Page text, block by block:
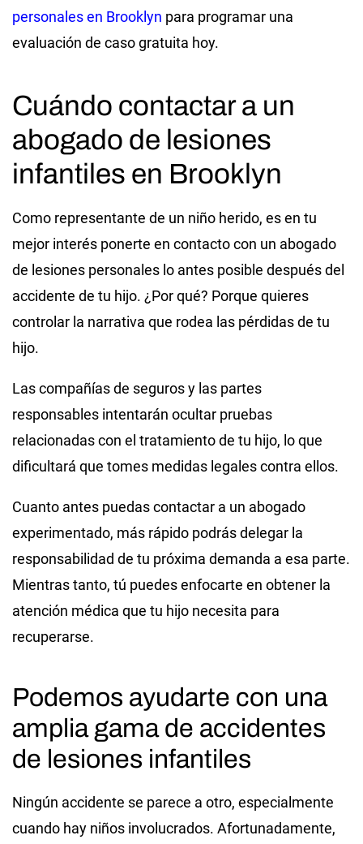
personales en Brooklyn para programar una
evaluación de caso gratuita hoy.
Cuándo contactar a un
abogado de lesiones
infantiles en Brooklyn
Como representante de un niño herido, es en tu
mejor interés ponerte en contacto con un abogado
de lesiones personales lo antes posible después del
accidente de tu hijo. ¿Por qué? Porque quieres
controlar la narrativa que rodea las pérdidas de tu
hijo.
Las compañías de seguros y las partes
responsables intentarán ocultar pruebas
relacionadas con el tratamiento de tu hijo, lo que
dificultará que tomes medidas legales contra ellos.
Cuanto antes puedas contactar a un abogado
experimentado, más rápido podrás delegar la
responsabilidad de tu próxima demanda a esa parte.
Mientras tanto, tú puedes enfocarte en obtener la
atención médica que tu hijo necesita para
recuperarse.
Podemos ayudarte con una
amplia gama de accidentes
de lesiones infantiles
Ningún accidente se parece a otro, especialmente
cuando hay niños involucrados. Afortunadamente,